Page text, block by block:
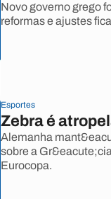
Novo governo grego
reformas e ajustes
Esportes
Zebra é
Alemanha
sobre a
Eurocopa.